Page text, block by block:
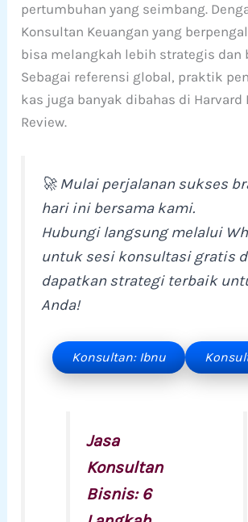
pertumbuhan yang seimbang.
Konsultan Keuangan yang
bisa melangkah lebih strategis dan
Sebagai referensi global, praktik
kas juga banyak dibahas di Harvard
Review.
🚀 Mulai perjalanan sukses
hari ini bersama kami.
Hubungi langsung melalui
untuk sesi konsultasi gratis
dapatkan strategi terbaik
Anda!
Konsultan: Ibnu
Jasa
Konsultan
Bisnis: 6